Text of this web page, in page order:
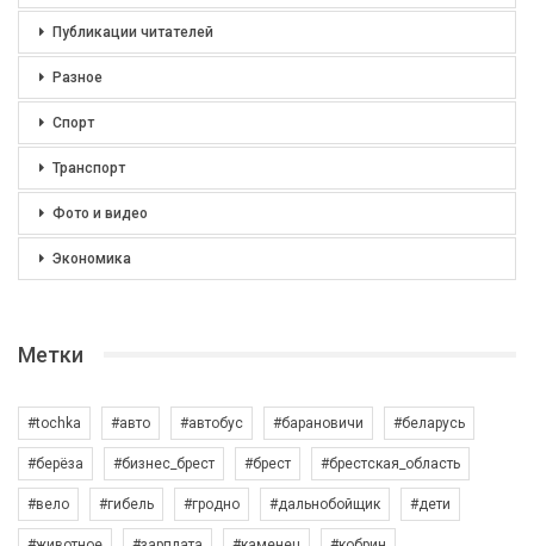
Публикации читателей
Разное
Спорт
Транспорт
Фото и видео
Экономика
Метки
#tochka #авто #автобус #барановичи #беларусь
#берёза #бизнес_брест #брест #брестская_область
#вело #гибель #гродно #дальнобойщик #дети